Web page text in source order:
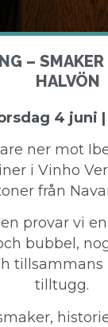
–
HALVÖN
4 juni
ner mot
i Vinho
från
provar vi
bubbel,
tillsammans
tilltugg.